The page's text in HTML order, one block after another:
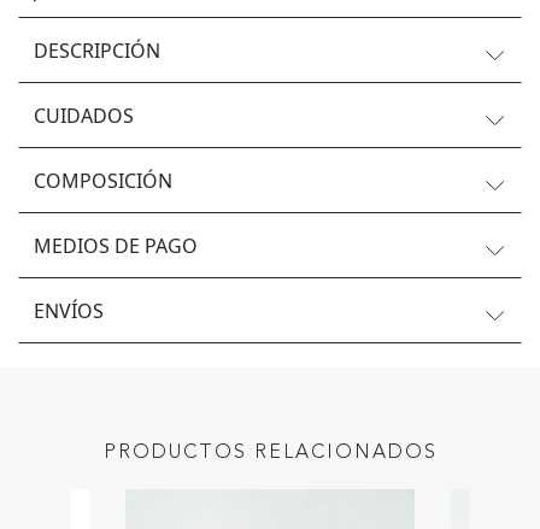
DESCRIPCIÓN
CUIDADOS
COMPOSICIÓN
MEDIOS DE PAGO
ENVÍOS
PRODUCTOS RELACIONADOS